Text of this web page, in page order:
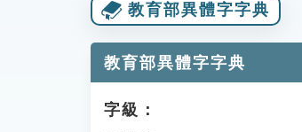
教育部異體字字典
教育部異體字字典
字級：